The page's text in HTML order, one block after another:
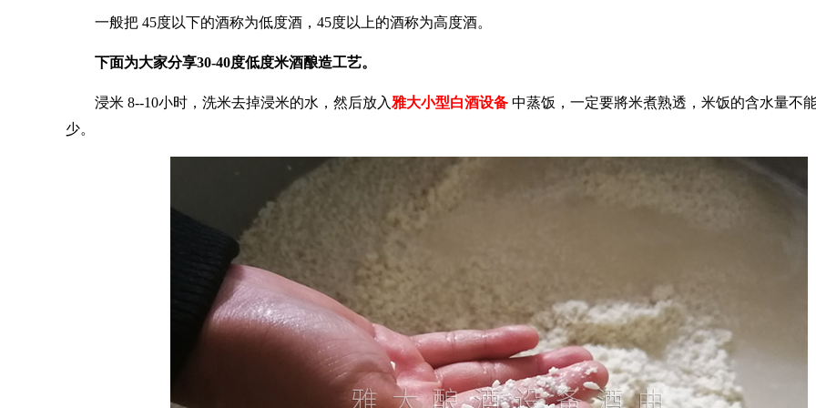
一般把 45度以下的酒称为低度酒，45度以上的酒称为高度酒。
下面为大家分享30-40度低度米酒酿造工艺。
浸米 8--10小时，洗米去掉浸米的水，然后放入雅大小型白酒设备 中蒸饭，一定要將米煮熟透，米饭的含水量不
少。